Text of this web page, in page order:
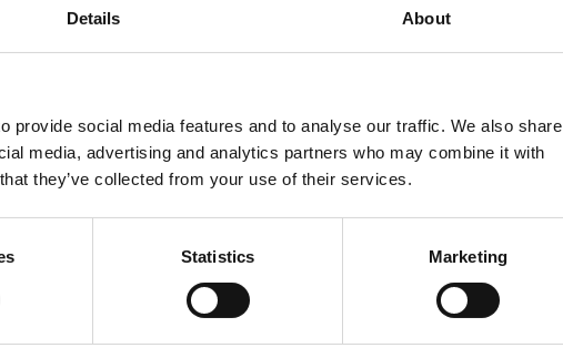
Details About
provide social media features and to analyse our traffic. We also share
media, advertising and analytics partners who may combine it with
they’ve collected from your use of their services.
Statistics Marketing
IP20